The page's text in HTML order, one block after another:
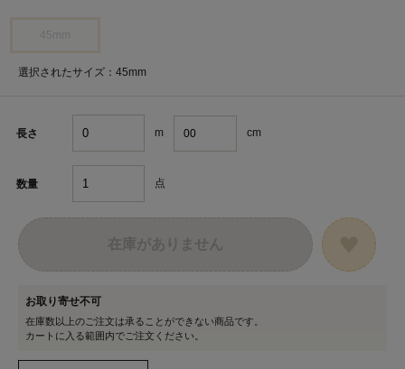
選択されたサイズ：45mm
長さ m cm
数量 点
お取り寄せ不可
在庫数以上のご注文は承ることができない商品です。
カートに入る範囲内でご注文ください。